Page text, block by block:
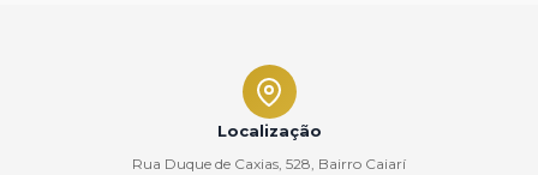
Localização
Rua Duque de Caxias, 528, Bairro Caiarí